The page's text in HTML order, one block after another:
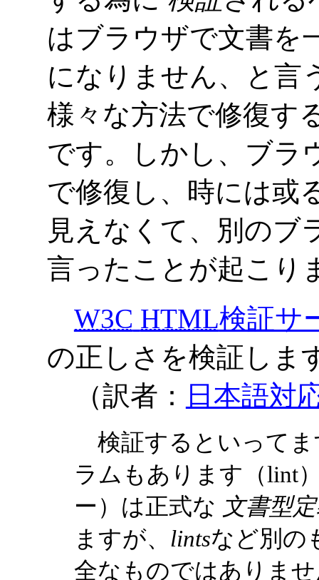
はブラウザで文書を
になりません、と言
様々な方法で修復す
です。しかし、ブラ
で修復し、時には或
見えなくて、別のブ
言ったことが起こり
W3C HTML検証サ
の正しさを検証しま
（訳者：
日本語対
検証するといってま
ラムもあります（lint
ー）は正式な 文書型
ますが、 lintsなど別の
全なものではありま